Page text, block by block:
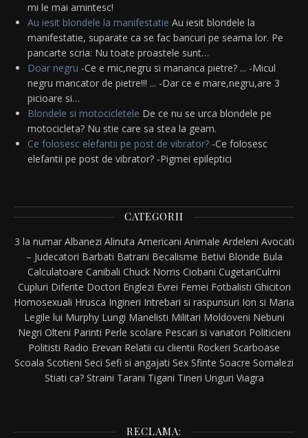
mi le mai amintesc!
Au iesit blondele la manifestatie Au iesit blondele la
manifestatie, suparate ca se fac bancuri pe seama lor. Pe
pancarte scria: Nu toate proastele sunt…
Doar negru -Ce e mic,negru si mananca pietre? ... -Micul
negru mancator de pietre!!! ... -Dar ce e mare,negru,are 3
picioare si…
Blondele si motocicletele De ce nu se urca blondele pe
motocicleta? Nu stie care sa stea la geam.
Ce folosesc elefantii pe post de vibrator? -Ce folosesc
elefantii pe post de vibrator? -Pigmei epileptici
CATEGORII
3 la numar Albanezi Alinuta Americani Animale Ardeleni Avocati
– Judecatori Barbati Batrani Becalisme Betivi Blonde Bula
Calculatoare Canibali Chuck Norris Ciobani CugetariCulmi
Cupluri Diferite Doctori Englezi Evrei Femei Fotbalisti Ghicitori
Homosexuali Hrusca Ingineri Intrebari si raspunsuri Ion si Maria
Legile lui Murphy Lungi Manelisti Militari Moldoveni Nebuni
Negri Olteni Parinti Perle scolare Pescari si vanatori Politicieni
Politisti Radio Erevan Relatii cu clientii Rockeri Scarboase
Scoala Scotieni Seci Sefi si angajati Sex Sfinte Soacre Somalezi
Stiati ca? Straini Tarani Tigani Tineri Unguri Viagra
RECLAMA: